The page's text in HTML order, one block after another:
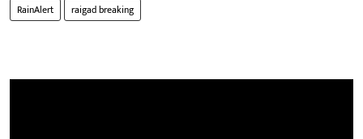
RainAlert
raigad breaking